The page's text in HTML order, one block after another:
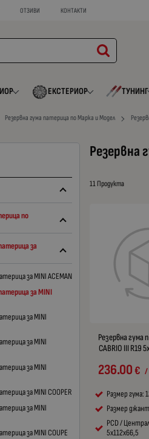
ОТЗИВИ КОНТАКТИ
ЕКСТЕРИОР ТУНИНГ
Резервна гума патерица по Марка и Модел
Резервна
11 Продукта
Резервна гума
CABRIO III R19
236.00€ /
Размер гума:
Размер
PCD /
5x112x66,5
по
за
за MINI ACEMAN
за MINI
за MINI
за MINI
за MINI
за MINI COOPER
за MINI
за MINI COUPE